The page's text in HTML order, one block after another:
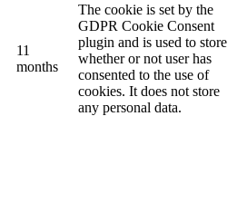
11
months
The cookie is set by the
GDPR Cookie Consent
plugin and is used to store
whether or not user has
consented to the use of
cookies. It does not store
any personal data.